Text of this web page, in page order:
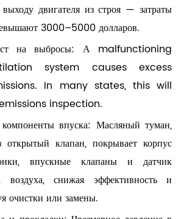
выходу двигателя из строя — затраты
3000–5000 долларов.
на выбросы: А malfunctioning
system causes excess
In many states, this will
inspection.
впуска: Масляный туман,
открытый клапан, покрывает корпус
впускные клапаны и датчик
воздуха, снижая эффективность и
очистки или замены.